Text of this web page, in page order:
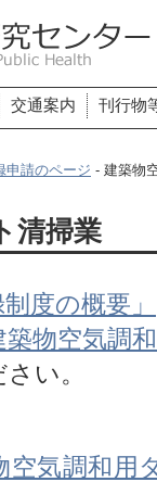
交通案内 刊行物
申請のページ - 建築物
清掃業
度の概要」
物空気調
い。
空気調和用